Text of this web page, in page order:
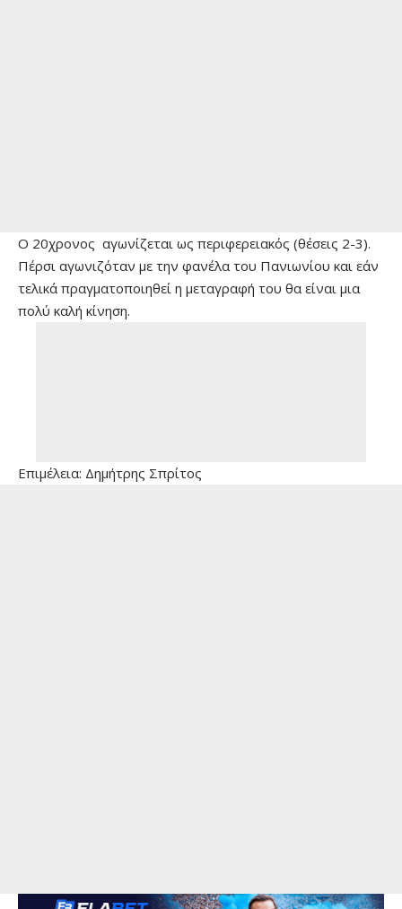
Ο 20χρονος αγωνίζεται ως περιφερειακός (θέσεις 2-3).
Πέρσι αγωνιζόταν με την φανέλα του Πανιωνίου και εάν
τελικά πραγματοποιηθεί η μεταγραφή του θα είναι μια
πολύ καλή κίνηση.
Επιμέλεια: Δημήτρης Σπρίτος